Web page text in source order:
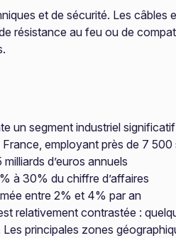
et de sécurité. Les
résistance au feu ou de
un segment industriel
employant près de 7 500
d’euros annuels
à 30% du chiffre d’affaires
entre 2% et 4% par an
relativement contrastée :
principales zones